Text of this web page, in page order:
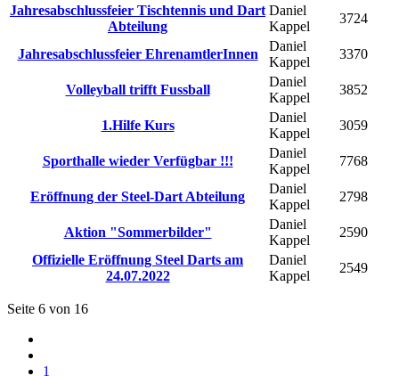
Jahresabschlussfeier Tischtennis und Dart
Abteilung
Daniel
Kappel
3724
Jahresabschlussfeier EhrenamtlerInnen
Daniel
Kappel
3370
Volleyball trifft Fussball
Daniel
Kappel
3852
1.Hilfe Kurs
Daniel
Kappel
3059
Sporthalle wieder Verfügbar !!!
Daniel
Kappel
7768
Eröffnung der Steel-Dart Abteilung
Daniel
Kappel
2798
Aktion "Sommerbilder"
Daniel
Kappel
2590
Offizielle Eröffnung Steel Darts am
24.07.2022
Daniel
Kappel
2549
Seite 6 von 16
1